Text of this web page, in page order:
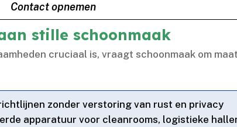
Contact opnemen
stille schoonmaak
cruciaal is, vraagt schoonmaak om
zonder verstoring van rust en privacy
apparatuur voor cleanrooms, logistieke